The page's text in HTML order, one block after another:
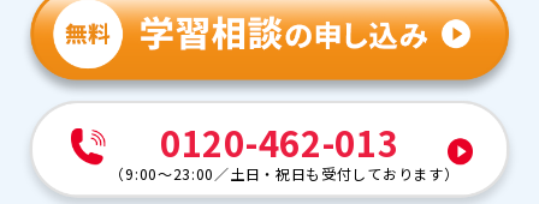
0120-462-013
（9:00～23:00／土日・祝日も受付しております）